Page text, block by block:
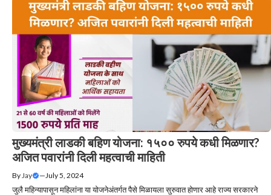
मुख्यमंत्री लाडकी बहिण योजना: १५०० रुपये कधी मिळणार?
अजित पवारांनी दिली महत्वाची माहिती
By Jay — July 5, 2024
जुलै महिन्यापासून महिलांना या योजनेअंतर्गत पैसे मिळायला सुरुवात होणार आहे राज्य सरकारने